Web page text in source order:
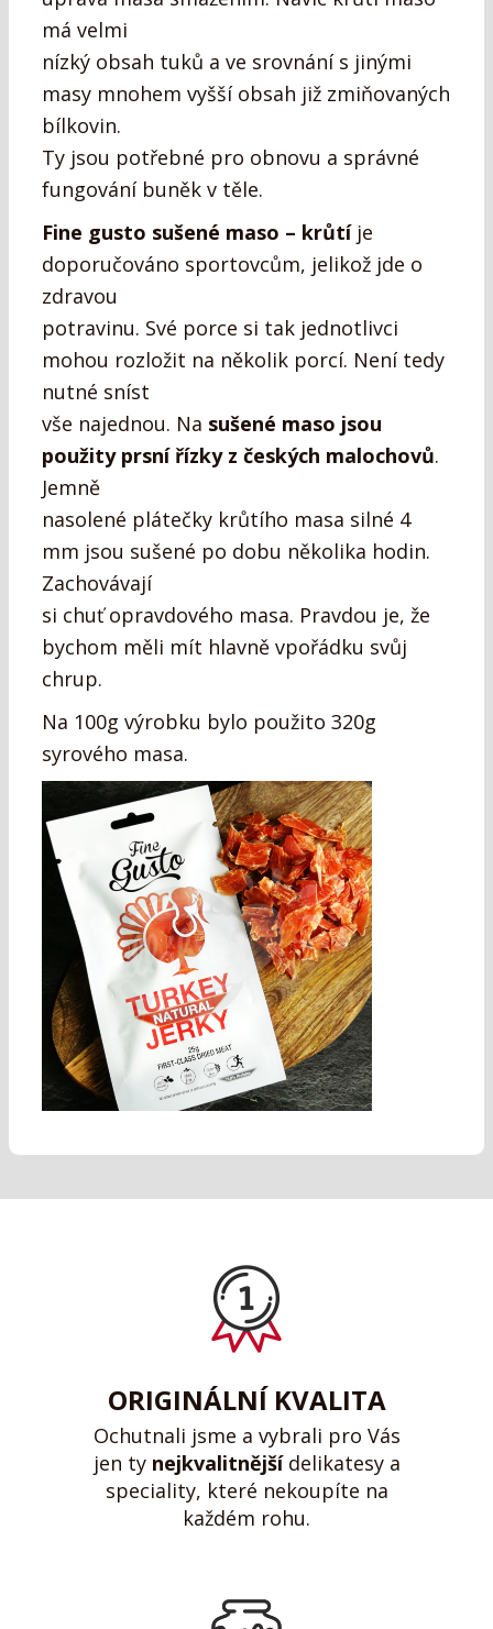
má velmi
nízký obsah tuků a ve srovnání s jinými
masy mnohem vyšší obsah již zmiňovaných
bílkovin.
Ty jsou potřebné pro obnovu a správné
fungování buněk v těle.
Fine gusto sušené maso – krůtíje
doporučováno sportovcům, jelikož jde o
zdravou
potravinu. Své porce si tak jednotlivci
mohou rozložit na několik porcí. Není tedy
nutné sníst
vše najednou. Na sušené maso jsou
použity prsní řízky z českých malochovů.
Jemně
nasolené plátečky krůtího masa silné 4
mm jsou sušené po dobu několika hodin.
Zachovávají
si chuť opravdového masa. Pravdou je, že
bychom měli mít hlavně vpořádku svůj
chrup.
Na 100g výrobku bylo použito 320g
syrového masa.
ORIGINÁLNÍ KVALITA
Ochutnali jsme a vybrali pro Vás
jen ty nejkvalitnějšídelikatesy a
speciality, které nekoupíte na
každém rohu.